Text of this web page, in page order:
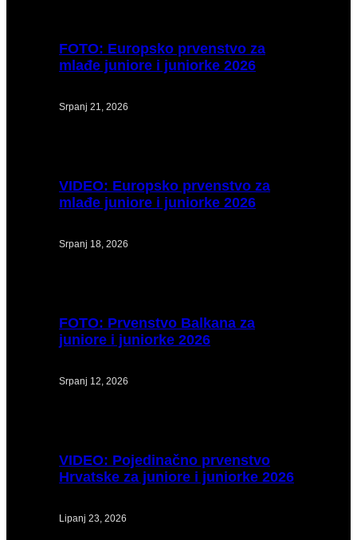
FOTO: Europsko prvenstvo za
mlađe juniore i juniorke 2026
Srpanj 21, 2026
VIDEO: Europsko prvenstvo za
mlađe juniore i juniorke 2026
Srpanj 18, 2026
FOTO: Prvenstvo Balkana za
juniore i juniorke 2026
Srpanj 12, 2026
VIDEO: Pojedinačno prvenstvo
Hrvatske za juniore i juniorke 2026
Lipanj 23, 2026